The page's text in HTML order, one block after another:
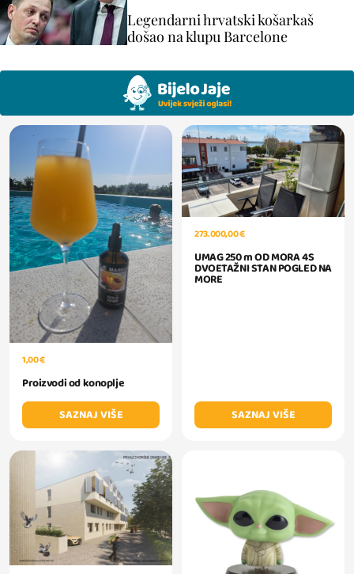
Legendarni hrvatski košarkaš
došao na klupu Barcelone
1,00 €
Proizvodi od konoplje
SAZNAJ VIŠE
273.000,00 €
UMAG 250 m OD MORA 4S
DVOETAŽNI STAN POGLED NA
MORE
SAZNAJ VIŠE